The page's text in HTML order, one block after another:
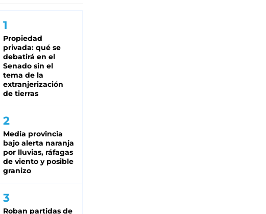
Propiedad
privada: qué se
debatirá en el
Senado sin el
tema de la
extranjerización
de tierras
Media provincia
bajo alerta naranja
por lluvias, ráfagas
de viento y posible
granizo
Roban partidas de